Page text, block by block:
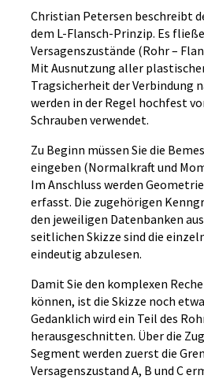
Christian Petersen beschreibt
dem L-Flansch-Prinzip. Es
Versagenszustände (Rohr –
Mit Ausnutzung aller
Tragsicherheit der Verbindung
werden in der Regel hochfest
Schrauben verwendet.
Zu Beginn müssen Sie die
eingeben (Normalkraft und
Im Anschluss werden
erfasst. Die zugehörigen
den jeweiligen Datenbanken
seitlichen Skizze sind die
eindeutig abzulesen.
Damit Sie den komplexen
können, ist die Skizze noch
Gedanklich wird ein Teil des
herausgeschnitten. Über die
Segment werden zuerst die
Versagenszustand A, B und C